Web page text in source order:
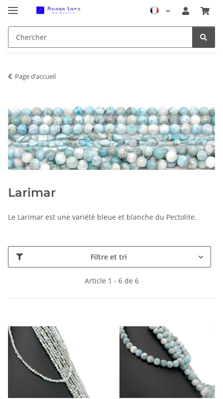
Page d’accueil
Larimar
Le Larimar est une variété bleue et blanche du Pectolite.
Filtre et tri
Article 1 - 6 de 6